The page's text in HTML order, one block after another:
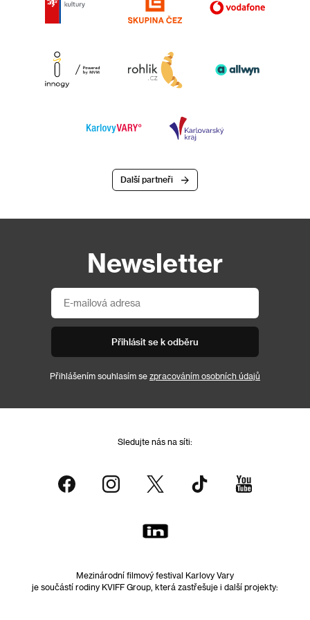
Další partneři
Newsletter
Přihlásit se k odběru
Přihlášením souhlasím se zpracováním osobních údajů
Sledujte nás na síti:
Mezinárodní filmový festival Karlovy Vary
je součástí rodiny KVIFF Group, která zastřešuje i další projekty: